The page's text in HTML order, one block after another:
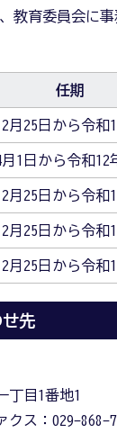
教育委員会に
任期
月25日から令和
1日から令和12
月25日から令和
月25日から令和
月25日から令和
先
目1番地1
ス：029-868-